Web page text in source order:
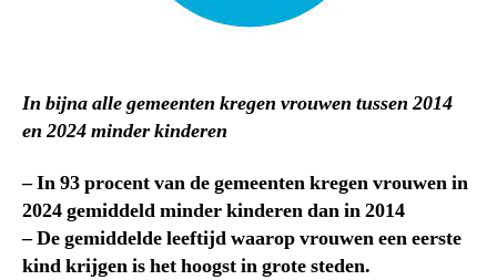
In bijna alle gemeenten kregen vrouwen tussen 2014
en 2024 minder kinderen
– In 93 procent van de gemeenten kregen vrouwen in
2024 gemiddeld minder kinderen dan in 2014
– De gemiddelde leeftijd waarop vrouwen een eerste
kind krijgen is het hoogst in grote steden.